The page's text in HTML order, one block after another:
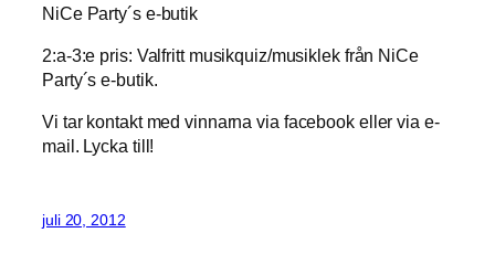
NiCe Party´s e-butik
2:a-3:e pris: Valfritt musikquiz/musiklek från NiCe
Party´s e-butik.
Vi tar kontakt med vinnarna via facebook eller via e-
mail. Lycka till!
juli 20, 2012